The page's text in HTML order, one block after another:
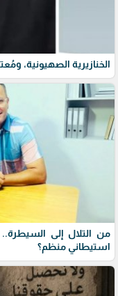
الخنازيرية الصهيونية،
من التلال إلى
استيطاني منظم؟